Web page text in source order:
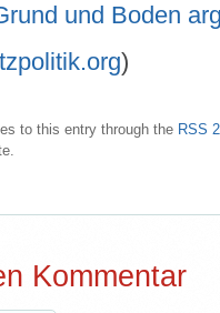
und Boden
)
to this entry through the RSS
Kommentar